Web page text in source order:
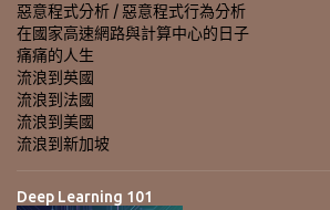
惡意程式分析 / 惡意程式行為分析
在國家高速網路與計算中心的日子
痛痛的人生
流浪到英國
流浪到法國
流浪到美國
流浪到新加坡
Deep Learning 101